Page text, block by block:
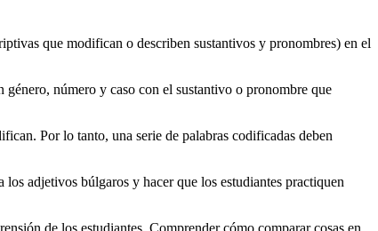
que modifican o describen sustantivos y pronombres) en el
número y caso con el sustantivo o pronombre que
Por lo tanto, una serie de palabras codificadas deben
adjetivos búlgaros y hacer que los estudiantes practiquen
de los estudiantes. Comprender cómo comparar cosas en